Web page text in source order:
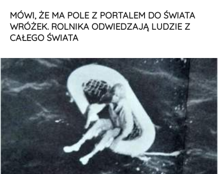
MÓWI, ŻE MA POLE Z PORTALEM DO ŚWIATA
WRÓŻEK. ROLNIKA ODWIEDZAJĄ LUDZIE Z
CAŁEGO ŚWIATA